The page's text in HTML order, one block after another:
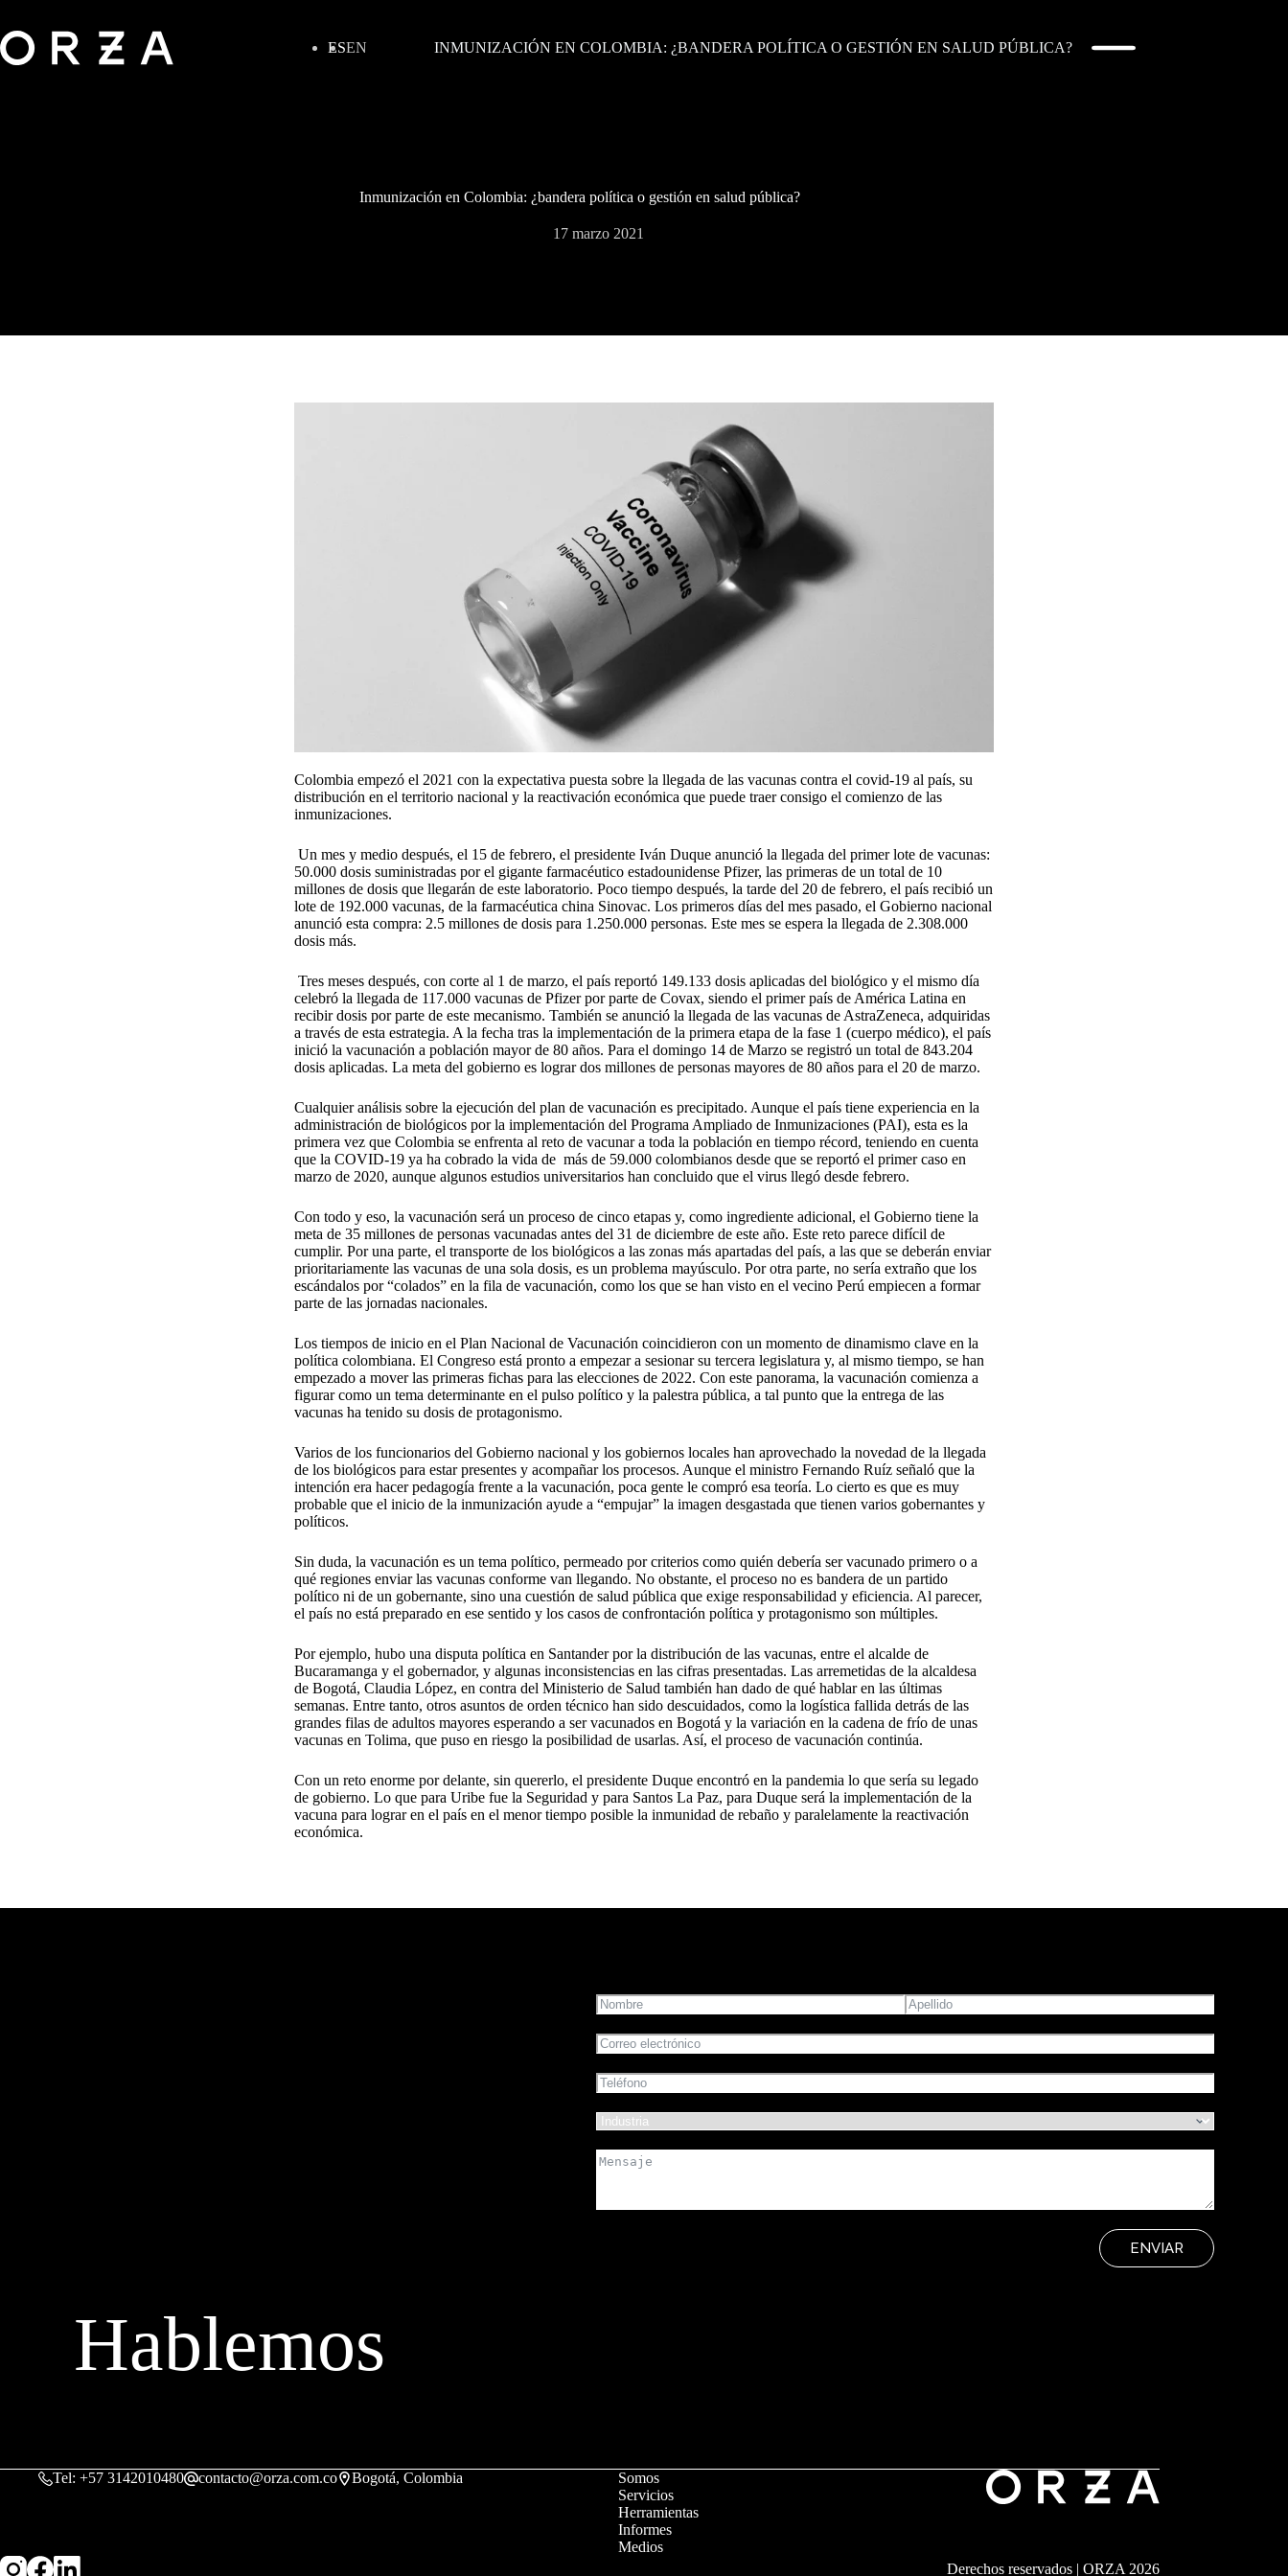
ESEN INMUNIZACIÓN EN COLOMBIA: ¿BANDERA POLÍTICA O GESTIÓN EN SALUD PÚBLICA?
Inmunización en Colombia: ¿bandera política o gestión en salud pública?
17 marzo 2021
Colombia empezó el 2021 con la expectativa puesta sobre la llegada de las vacunas contra el covid-19 al país, su
distribución en el territorio nacional y la reactivación económica que puede traer consigo el comienzo de las
inmunizaciones.
Un mes y medio después, el 15 de febrero, el presidente Iván Duque anunció la llegada del primer lote de vacunas:
50.000 dosis suministradas por el gigante farmacéutico estadounidense Pfizer, las primeras de un total de 10
millones de dosis que llegarán de este laboratorio. Poco tiempo después, la tarde del 20 de febrero, el país recibió un
lote de 192.000 vacunas, de la farmacéutica china Sinovac. Los primeros días del mes pasado, el Gobierno nacional
anunció esta compra: 2.5 millones de dosis para 1.250.000 personas. Este mes se espera la llegada de 2.308.000
dosis más.
Tres meses después, con corte al 1 de marzo, el país reportó 149.133 dosis aplicadas del biológico y el mismo día
celebró la llegada de 117.000 vacunas de Pfizer por parte de Covax, siendo el primer país de América Latina en
recibir dosis por parte de este mecanismo. También se anunció la llegada de las vacunas de AstraZeneca, adquiridas
a través de esta estrategia. A la fecha tras la implementación de la primera etapa de la fase 1 (cuerpo médico), el país
inició la vacunación a población mayor de 80 años. Para el domingo 14 de Marzo se registró un total de 843.204
dosis aplicadas. La meta del gobierno es lograr dos millones de personas mayores de 80 años para el 20 de marzo.
Cualquier análisis sobre la ejecución del plan de vacunación es precipitado. Aunque el país tiene experiencia en la
administración de biológicos por la implementación del Programa Ampliado de Inmunizaciones (PAI), esta es la
primera vez que Colombia se enfrenta al reto de vacunar a toda la población en tiempo récord, teniendo en cuenta
que la COVID-19 ya ha cobrado la vida de más de 59.000 colombianos desde que se reportó el primer caso en
marzo de 2020, aunque algunos estudios universitarios han concluido que el virus llegó desde febrero.
Con todo y eso, la vacunación será un proceso de cinco etapas y, como ingrediente adicional, el Gobierno tiene la
meta de 35 millones de personas vacunadas antes del 31 de diciembre de este año. Este reto parece difícil de
cumplir. Por una parte, el transporte de los biológicos a las zonas más apartadas del país, a las que se deberán enviar
prioritariamente las vacunas de una sola dosis, es un problema mayúsculo. Por otra parte, no sería extraño que los
escándalos por “colados” en la fila de vacunación, como los que se han visto en el vecino Perú empiecen a formar
parte de las jornadas nacionales.
Los tiempos de inicio en el Plan Nacional de Vacunación coincidieron con un momento de dinamismo clave en la
política colombiana. El Congreso está pronto a empezar a sesionar su tercera legislatura y, al mismo tiempo, se han
empezado a mover las primeras fichas para las elecciones de 2022. Con este panorama, la vacunación comienza a
figurar como un tema determinante en el pulso político y la palestra pública, a tal punto que la entrega de las
vacunas ha tenido su dosis de protagonismo.
Varios de los funcionarios del Gobierno nacional y los gobiernos locales han aprovechado la novedad de la llegada
de los biológicos para estar presentes y acompañar los procesos. Aunque el ministro Fernando Ruíz señaló que la
intención era hacer pedagogía frente a la vacunación, poca gente le compró esa teoría. Lo cierto es que es muy
probable que el inicio de la inmunización ayude a “empujar” la imagen desgastada que tienen varios gobernantes y
políticos.
Sin duda, la vacunación es un tema político, permeado por criterios como quién debería ser vacunado primero o a
qué regiones enviar las vacunas conforme van llegando. No obstante, el proceso no es bandera de un partido
político ni de un gobernante, sino una cuestión de salud pública que exige responsabilidad y eficiencia. Al parecer,
el país no está preparado en ese sentido y los casos de confrontación política y protagonismo son múltiples.
Por ejemplo, hubo una disputa política en Santander por la distribución de las vacunas, entre el alcalde de
Bucaramanga y el gobernador, y algunas inconsistencias en las cifras presentadas. Las arremetidas de la alcaldesa
de Bogotá, Claudia López, en contra del Ministerio de Salud también han dado de qué hablar en las últimas
semanas. Entre tanto, otros asuntos de orden técnico han sido descuidados, como la logística fallida detrás de las
grandes filas de adultos mayores esperando a ser vacunados en Bogotá y la variación en la cadena de frío de unas
vacunas en Tolima, que puso en riesgo la posibilidad de usarlas. Así, el proceso de vacunación continúa.
Con un reto enorme por delante, sin quererlo, el presidente Duque encontró en la pandemia lo que sería su legado
de gobierno. Lo que para Uribe fue la Seguridad y para Santos La Paz, para Duque será la implementación de la
vacuna para lograr en el país en el menor tiempo posible la inmunidad de rebaño y paralelamente la reactivación
económica.
ENVIAR
Hablemos
Tel: +57 3142010480 contacto@orza.com.co Bogotá, Colombia
Somos
Servicios
Herramientas
Informes
Medios
Derechos reservados | ORZA 2026